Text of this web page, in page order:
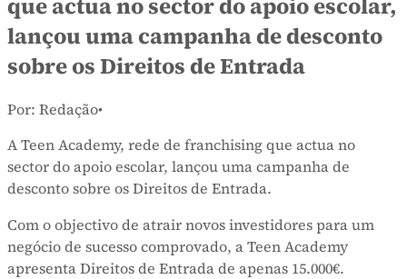
lançou uma campanha de desconto
sobre os Direitos de Entrada
Por: Redação•
A Teen Academy, rede de franchising que actua no
sector do apoio escolar, lançou uma campanha de
desconto sobre os Direitos de Entrada.
Com o objectivo de atrair novos investidores para um
negócio de sucesso comprovado, a Teen Academy
apresenta Direitos de Entrada de apenas 15.000€.